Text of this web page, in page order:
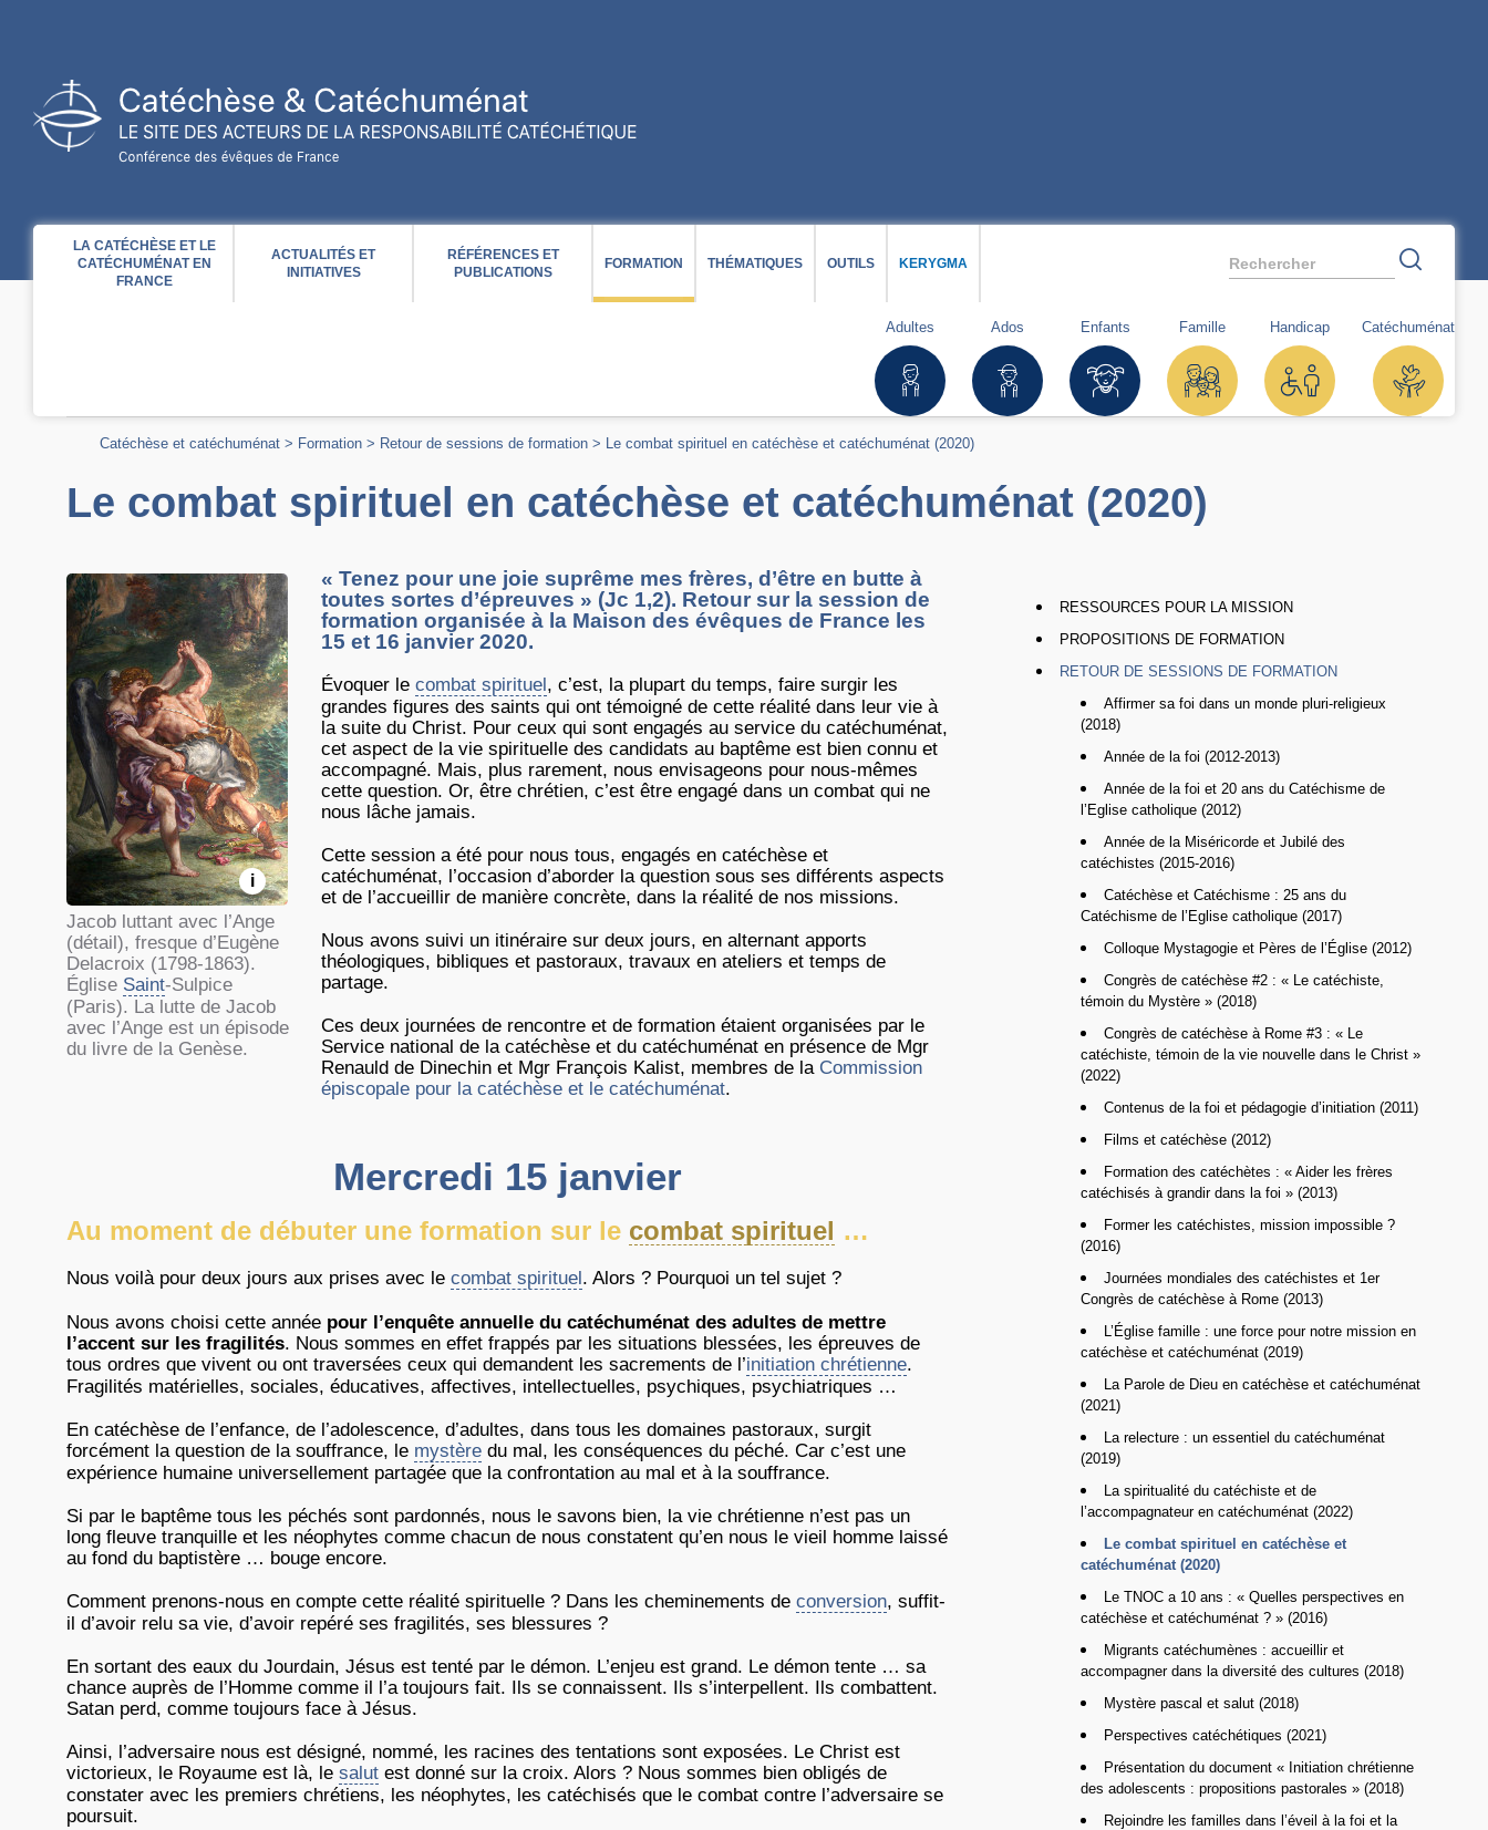
Rechercher
LA CATÉCHÈSE ET LE
CATÉCHUMÉNAT EN
FRANCE
ACTUALITÉS ET
INITIATIVES
RÉFÉRENCES ET
PUBLICATIONS
FORMATION THÉMATIQUES OUTILS KERYGMA
Adultes Ados Enfants Famille Handicap Catéchuménat
Catéchèse et catéchuménat > Formation > Retour de sessions de formation > Le combat spirituel en catéchèse et catéchuménat (2020)
Le combat spirituel en catéchèse et catéchuménat (2020)
i
Jacob luttant avec l’Ange
(détail), fresque d’Eugène
Delacroix (1798-1863).
Église Saint-Sulpice
(Paris). La lutte de Jacob
avec l’Ange est un épisode
du livre de la Genèse.
« Tenez pour une joie suprême mes frères, d’être en butte à
toutes sortes d’épreuves » (Jc 1,2). Retour sur la session de
formation organisée à la Maison des évêques de France les
15 et 16 janvier 2020.
Évoquer le combat spirituel, c’est, la plupart du temps, faire surgir les
grandes figures des saints qui ont témoigné de cette réalité dans leur vie à
la suite du Christ. Pour ceux qui sont engagés au service du catéchuménat,
cet aspect de la vie spirituelle des candidats au baptême est bien connu et
accompagné. Mais, plus rarement, nous envisageons pour nous-mêmes
cette question. Or, être chrétien, c’est être engagé dans un combat qui ne
nous lâche jamais.
Cette session a été pour nous tous, engagés en catéchèse et
catéchuménat, l’occasion d’aborder la question sous ses différents aspects
et de l’accueillir de manière concrète, dans la réalité de nos missions.
Nous avons suivi un itinéraire sur deux jours, en alternant apports
théologiques, bibliques et pastoraux, travaux en ateliers et temps de
partage.
Ces deux journées de rencontre et de formation étaient organisées par le
Service national de la catéchèse et du catéchuménat en présence de Mgr
Renauld de Dinechin et Mgr François Kalist, membres de la Commission
épiscopale pour la catéchèse et le catéchuménat.
Mercredi 15 janvier
Au moment de débuter une formation sur le combat spirituel …
Nous voilà pour deux jours aux prises avec le combat spirituel. Alors ? Pourquoi un tel sujet ?
Nous avons choisi cette année pour l’enquête annuelle du catéchuménat des adultes de mettre
l’accent sur les fragilités. Nous sommes en effet frappés par les situations blessées, les épreuves de
tous ordres que vivent ou ont traversées ceux qui demandent les sacrements de l’initiation chrétienne.
Fragilités matérielles, sociales, éducatives, affectives, intellectuelles, psychiques, psychiatriques …
En catéchèse de l’enfance, de l’adolescence, d’adultes, dans tous les domaines pastoraux, surgit
forcément la question de la souffrance, le mystère du mal, les conséquences du péché. Car c’est une
expérience humaine universellement partagée que la confrontation au mal et à la souffrance.
Si par le baptême tous les péchés sont pardonnés, nous le savons bien, la vie chrétienne n’est pas un
long fleuve tranquille et les néophytes comme chacun de nous constatent qu’en nous le vieil homme laissé
au fond du baptistère … bouge encore.
Comment prenons-nous en compte cette réalité spirituelle ? Dans les cheminements de conversion, suffit-
il d’avoir relu sa vie, d’avoir repéré ses fragilités, ses blessures ?
En sortant des eaux du Jourdain, Jésus est tenté par le démon. L’enjeu est grand. Le démon tente … sa
chance auprès de l’Homme comme il l’a toujours fait. Ils se connaissent. Ils s’interpellent. Ils combattent.
Satan perd, comme toujours face à Jésus.
Ainsi, l’adversaire nous est désigné, nommé, les racines des tentations sont exposées. Le Christ est
victorieux, le Royaume est là, le salut est donné sur la croix. Alors ? Nous sommes bien obligés de
constater avec les premiers chrétiens, les néophytes, les catéchisés que le combat contre l’adversaire se
poursuit.
RESSOURCES POUR LA MISSION
PROPOSITIONS DE FORMATION
RETOUR DE SESSIONS DE FORMATION
Affirmer sa foi dans un monde pluri-religieux
(2018)
Année de la foi (2012-2013)
Année de la foi et 20 ans du Catéchisme de
l’Eglise catholique (2012)
Année de la Miséricorde et Jubilé des
catéchistes (2015-2016)
Catéchèse et Catéchisme : 25 ans du
Catéchisme de l’Eglise catholique (2017)
Colloque Mystagogie et Pères de l’Église (2012)
Congrès de catéchèse #2 : « Le catéchiste,
témoin du Mystère » (2018)
Congrès de catéchèse à Rome #3 : « Le
catéchiste, témoin de la vie nouvelle dans le Christ »
(2022)
Contenus de la foi et pédagogie d’initiation (2011)
Films et catéchèse (2012)
Formation des catéchètes : « Aider les frères
catéchisés à grandir dans la foi » (2013)
Former les catéchistes, mission impossible ?
(2016)
Journées mondiales des catéchistes et 1er
Congrès de catéchèse à Rome (2013)
L’Église famille : une force pour notre mission en
catéchèse et catéchuménat (2019)
La Parole de Dieu en catéchèse et catéchuménat
(2021)
La relecture : un essentiel du catéchuménat
(2019)
La spiritualité du catéchiste et de
l’accompagnateur en catéchuménat (2022)
Le combat spirituel en catéchèse et
catéchuménat (2020)
Le TNOC a 10 ans : « Quelles perspectives en
catéchèse et catéchuménat ? » (2016)
Migrants catéchumènes : accueillir et
accompagner dans la diversité des cultures (2018)
Mystère pascal et salut (2018)
Perspectives catéchétiques (2021)
Présentation du document « Initiation chrétienne
des adolescents : propositions pastorales » (2018)
Rejoindre les familles dans l’éveil à la foi et la